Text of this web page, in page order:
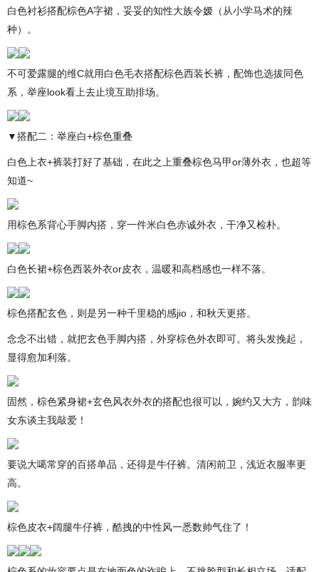
白色衬衫搭配棕色A字裙，妥妥的知性大族令嫒（从小学马术的辣
种）。
不可爱露腿的维C就用白色毛衣搭配棕色西装长裤，配饰也选拔同色
系，举座look看上去止境互助排场。
▼搭配二：举座白+棕色重叠
白色上衣+裤装打好了基础，在此之上重叠棕色马甲or薄外衣，也超等
知道~
用棕色系背心手脚内搭，穿一件米白色赤诚外衣，干净又检朴。
白色长裙+棕色西装外衣or皮衣，温暖和高档感也一样不落。
棕色搭配玄色，则是另一种千里稳的感jio，和秋天更搭。
念念不出错，就把玄色手脚内搭，外穿棕色外衣即可。将头发挽起，
显得愈加利落。
固然，棕色紧身裙+玄色风衣外衣的搭配也很可以，婉约又大方，韵味
女东谈主我敲爱！
要说大噶常穿的百搭单品，还得是牛仔裤。清闲前卫，浅近衣服率更
高。
棕色皮衣+阔腿牛仔裤，酷拽的中性风一悉数帅气住了！